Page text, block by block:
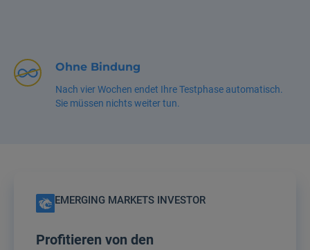
Ohne Bindung
Nach vier Wochen endet Ihre Testphase automatisch.
Sie müssen nichts weiter tun.
EMERGING MARKETS INVESTOR
Profitieren von den